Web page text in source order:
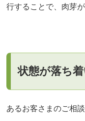
行することで、肉芽
状態が落ち
あるお客さまのご相談